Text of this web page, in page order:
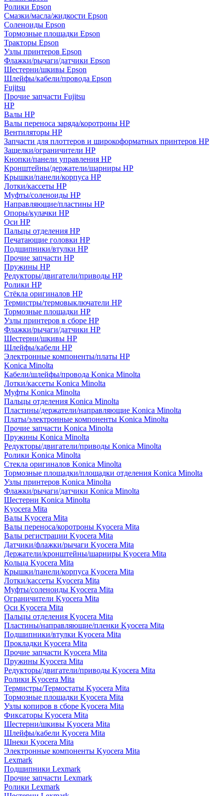
Ролики Epson
Смазки/масла/жидкости Epson
Соленоиды Epson
Тормозные площадки Epson
Тракторы Epson
Узлы принтеров Epson
Флажки/рычаги/датчики Epson
Шестерни/шкивы Epson
Шлейфы/кабели/провода Epson
Fujitsu
Прочие запчасти Fujitsu
HP
Валы HP
Валы переноса заряда/коротроны HP
Вентиляторы HP
Запчасти для плоттеров и широкоформатных принтеров HP
Защелки/ограничители HP
Кнопки/панели управления HP
Кронштейны/держатели/шарниры HP
Крышки/панели/корпуса HP
Лотки/кассеты HP
Муфты/соленоиды HP
Направляющие/пластины HP
Опоры/кулачки HP
Оси HP
Пальцы отделения HP
Печатающие головки HP
Подшипники/втулки HP
Прочие запчасти HP
Пружины HP
Редукторы/двигатели/приводы HP
Ролики HP
Стёкла оригиналов HP
Термистры/термовыключатели HP
Тормозные площадки HP
Узлы принтеров в сборе HP
Флажки/рычаги/датчики HP
Шестерни/шкивы HP
Шлейфы/кабели HP
Электронные компоненты/платы HP
Konica Minolta
Кабели/шлейфы/провода Konica Minolta
Лотки/кассеты Konica Minolta
Муфты Konica Minolta
Пальцы отделения Konica Minolta
Пластины/держатели/направляющие Konica Minolta
Платы/электронные компоненты Konica Minolta
Прочие запчасти Konica Minolta
Пружины Konica Minolta
Редукторы/двигатели/приводы Konica Minolta
Ролики Konica Minolta
Стекла оригиналов Konica Minolta
Тормозные площадки/площадки отделения Konica Minolta
Узлы принтеров Konica Minolta
Флажки/рычаги/датчики Konica Minolta
Шестерни Konica Minolta
Kyocera Mita
Валы Kyocera Mita
Валы переноса/коротроны Kyocera Mita
Валы регистрации Kyocera Mita
Датчики/флажки/рычаги Kyocera Mita
Держатели/кронштейны/шарниры Kyocera Mita
Кольца Kyocera Mita
Крышки/панели/корпуса Kyocera Mita
Лотки/кассеты Kyocera Mita
Муфты/соленоиды Kyocera Mita
Ограничители Kyocera Mita
Оси Kyocera Mita
Пальцы отделения Kyocera Mita
Пластины/направляющие/пленки Kyocera Mita
Подшипники/втулки Kyocera Mita
Прокладки Kyocera Mita
Прочие запчасти Kyocera Mita
Пружины Kyocera Mita
Редукторы/двигатели/приводы Kyocera Mita
Ролики Kyocera Mita
Термистры/Термостаты Kyocera Mita
Тормозные площадки Kyocera Mita
Узлы копиров в сборе Kyocera Mita
Фиксаторы Kyocera Mita
Шестерни/шкивы Kyocera Mita
Шлейфы/кабели Kyocera Mita
Шнеки Kyocera Mita
Электронные компоненты Kyocera Mita
Lexmark
Подшипники Lexmark
Прочие запчасти Lexmark
Ролики Lexmark